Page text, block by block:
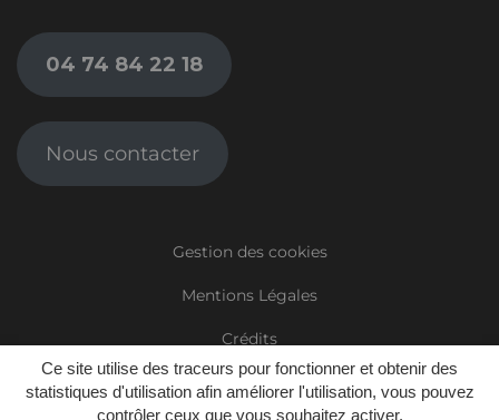
Ce site utilise des traceurs pour fonctionner et obtenir des
statistiques d'utilisation afin améliorer l'utilisation, vous pouvez
contrôler ceux que vous souhaitez activer.
04 74 84 22 18
Nous contacter
Gestion des cookies
Mentions Légales
Crédits
Politique de confidentialité